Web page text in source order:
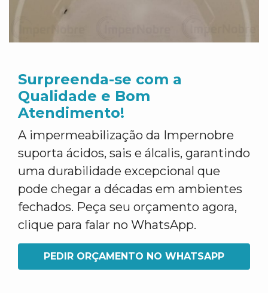
Surpreenda-se com a
Qualidade e Bom
Atendimento!
A impermeabilização da Impernobre
suporta ácidos, sais e álcalis, garantindo
uma durabilidade excepcional que
pode chegar a décadas em ambientes
fechados. Peça seu orçamento agora,
clique para falar no WhatsApp.
PEDIR ORÇAMENTO NO WHATSAPP